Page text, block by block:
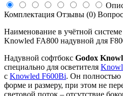
Комплектация Отзывы (0)
Наименование в учётной
Knowled FA800 надувной для
Надувной софтбокс Godox
специально для осветителя
с Knowled F600Bi. Он полностью
форме и размеру, при этом не
световой поток – отсутствие